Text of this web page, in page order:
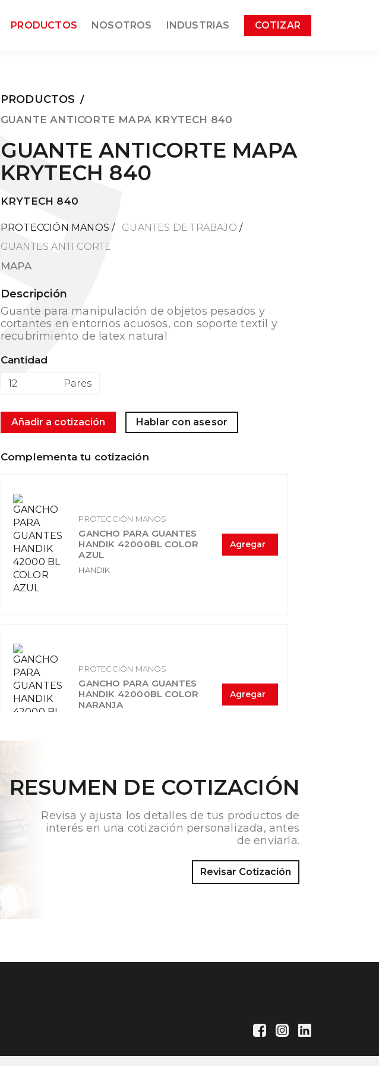
PRODUCTOS NOSOTROS INDUSTRIAS COTIZAR
PRODUCTOS /
GUANTE ANTICORTE MAPA KRYTECH 840
GUANTE ANTICORTE MAPA
KRYTECH 840
KRYTECH 840
PROTECCIÓN MANOS / GUANTES DE TRABAJO /
GUANTES ANTI CORTE
MAPA
Descripción
Guante para manipulación de objetos pesados y
cortantes en entornos acuosos, con soporte textil y
recubrimiento de latex natural
Cantidad
Pares
Añadir a cotización Hablar con asesor
Complementa tu cotización
PROTECCIÓN MANOS
GANCHO PARA GUANTES
HANDIK 42000BL COLOR
AZUL
HANDIK
Agregar
PROTECCIÓN MANOS
GANCHO PARA GUANTES
HANDIK 42000BL COLOR
NARANJA
Agregar
RESUMEN DE COTIZACIÓN
Revisa y ajusta los detalles de tus productos de
interés en una cotización personalizada, antes
de enviarla.
Revisar Cotización